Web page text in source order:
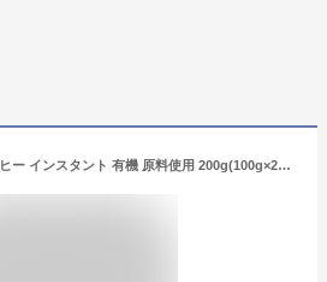
カフェインレス コーヒー インスタント 有機 原料使用 200g(100g×2袋) ノンカフェイン デカフェ インスタントコーヒー 有機コーヒー 粉末 パウダー コーヒー豆 メキシコ アラビカ 寝る前 おすすめ 送料無料 福袋 2025